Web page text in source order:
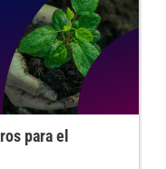
para el